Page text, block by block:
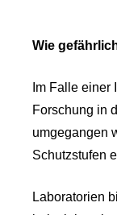
Wie
Im Falle
Forschung in
umgegangen
Schutzstufen
Laboratorien